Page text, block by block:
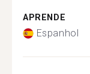
APRENDE
Espanhol